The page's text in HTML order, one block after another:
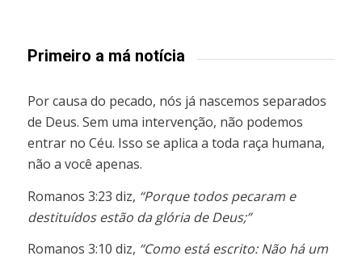
Primeiro a má notícia
Por causa do pecado, nós já nascemos separados
de Deus. Sem uma intervenção, não podemos
entrar no Céu. Isso se aplica a toda raça humana,
não a você apenas.
Romanos 3:23 diz, “Porque todos pecaram e
destituídos estão da glória de Deus;”
Romanos 3:10 diz, “Como está escrito: Não há um